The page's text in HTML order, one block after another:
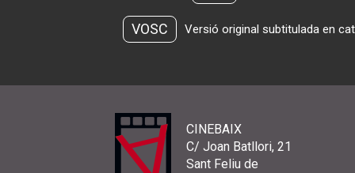
VOSC Versió original subtitulada en
CINEBAIX
C/ Joan Batllori, 21
Sant Feliu de